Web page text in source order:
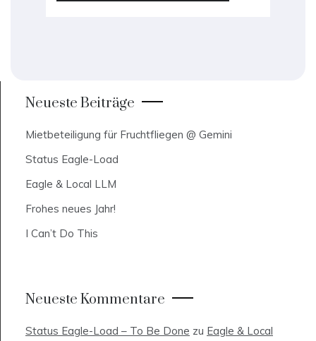
Neueste Beiträge
Mietbeteiligung für Fruchtfliegen @ Gemini
Status Eagle-Load
Eagle & Local LLM
Frohes neues Jahr!
I Can’t Do This
Neueste Kommentare
Status Eagle-Load – To Be Done zu Eagle & Local